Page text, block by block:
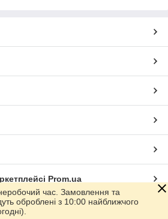
Prom.ua
час. Замовлення та
оброблені з 10:00 найближчого